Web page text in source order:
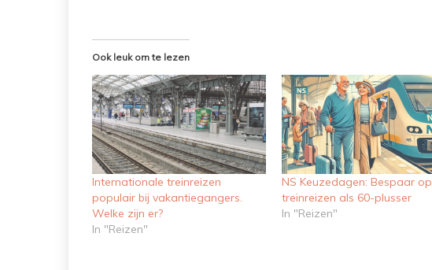
Ook leuk om te lezen
Internationale treinreizen
populair bij vakantiegangers.
Welke zijn er?
In "Reizen"
NS Keuzedagen: Bespaar op
treinreizen als 60-plusser
In "Reizen"